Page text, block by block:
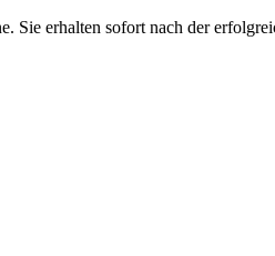
erhalten sofort nach der